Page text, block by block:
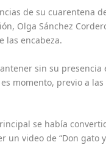
de su cuarentena
Olga Sánchez
las encabeza.
sin su presencia
momento, previo a las
se había
un video de “Don gato